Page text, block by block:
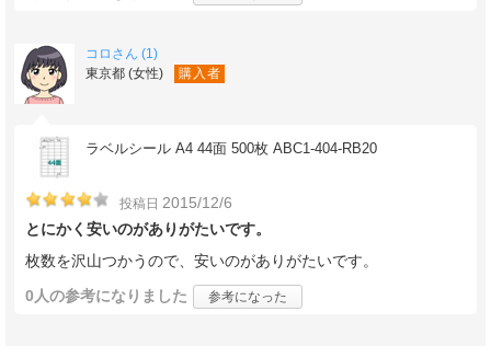
コロさん (1)
東京都 (女性)
購入者
ラベルシール A4 44面 500枚 ABC1-404-RB20
投稿日 2015/12/6
とにかく安いのがありがたいです。
枚数を沢山つかうので、安いのがありがたいです。
0人の参考になりました 参考になった